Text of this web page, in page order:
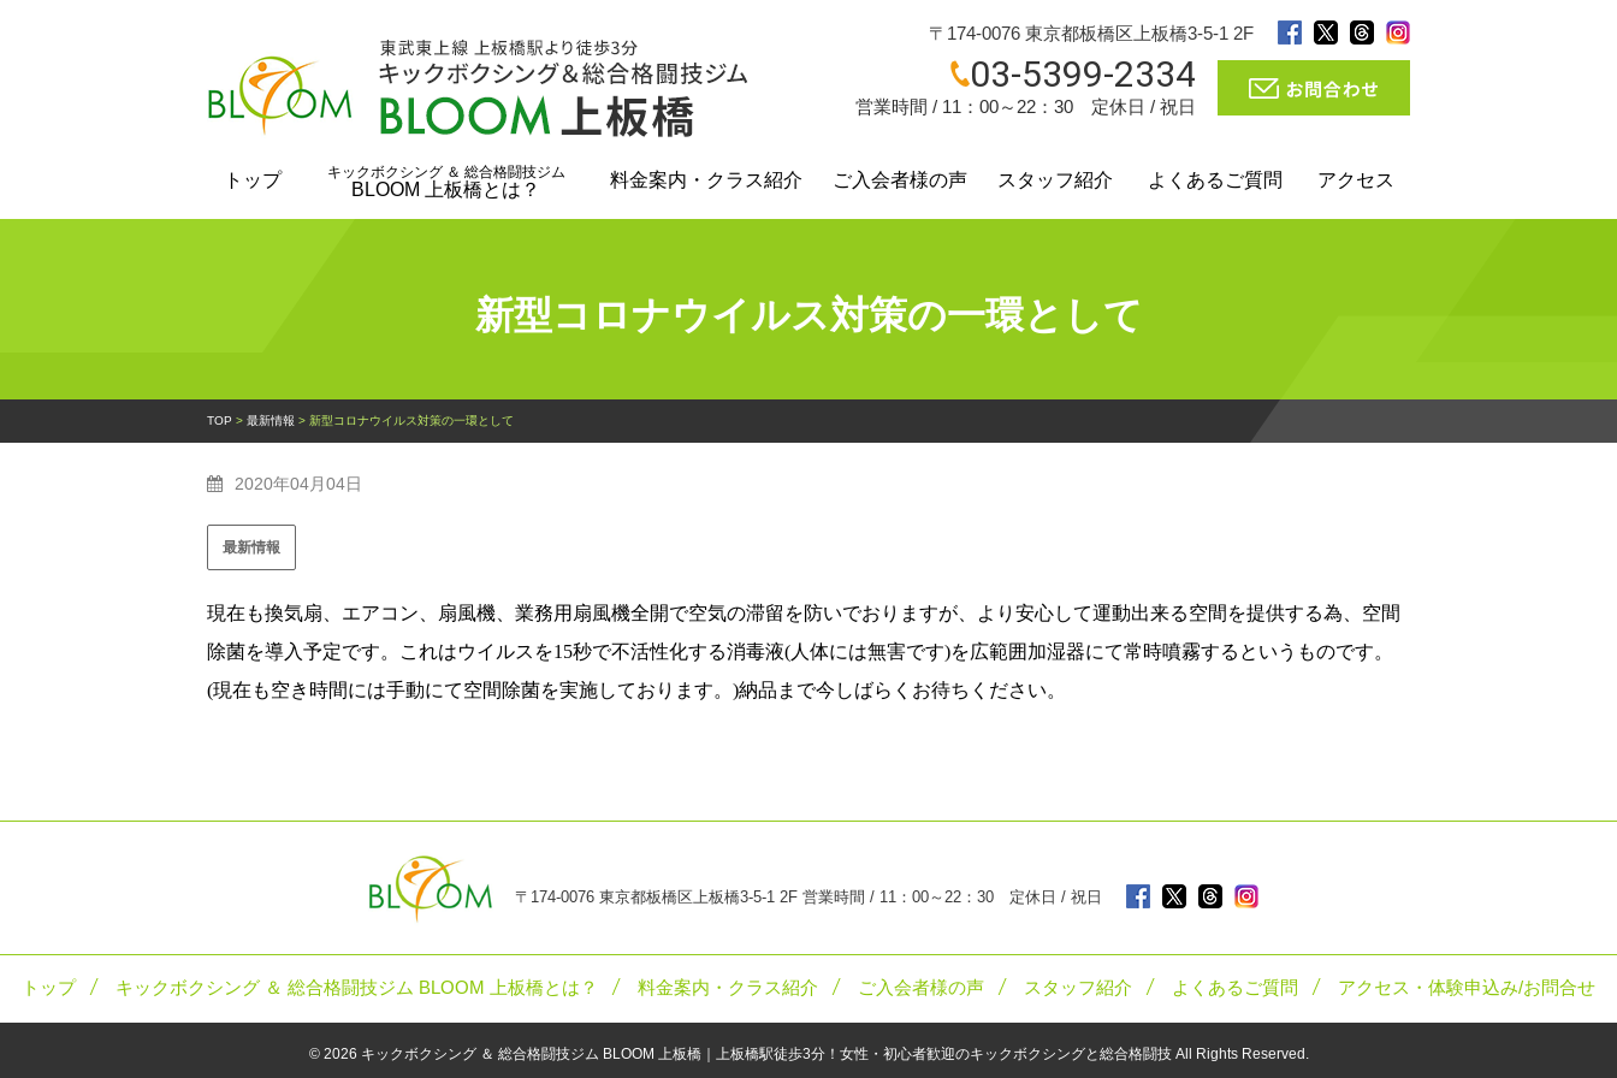
〒174-0076 東京都板橋区上板橋3-5-1 2F
03-5399-2334
営業時間 / 11：00～22：30 定休日 / 祝日
トップ キックボクシング ＆ 総合格闘技ジム
BLOOM 上板橋とは？ 料金案内・クラス紹介 ご入会者様の声 スタッフ紹介 よくあるご質問 アクセス
新型コロナウイルス対策の一環として
TOP > 最新情報 > 新型コロナウイルス対策の一環として
2020年04月04日
最新情報
現在も換気扇、エアコン、扇風機、業務用扇風機全開で空気の滞留を防いでおりますが、より安心して運動出来る空間を提供する為、空間
除菌を導入予定です。これはウイルスを15秒で不活性化する消毒液(人体には無害です)を広範囲加湿器にて常時噴霧するというものです。
(現在も空き時間には手動にて空間除菌を実施しております。 )納品まで今しばらくお待ちください。
〒174-0076 東京都板橋区上板橋3-5-1 2F 営業時間 / 11：00～22：30 定休日 / 祝日
トップ キックボクシング ＆ 総合格闘技ジム BLOOM 上板橋とは？ 料金案内・クラス紹介 ご入会者様の声 スタッフ紹介 よくあるご質問 アクセス・体験申込み/お問合せ
© 2026 キックボクシング ＆ 総合格闘技ジム BLOOM 上板橋｜上板橋駅徒歩3分！女性・初心者歓迎のキックボクシングと総合格闘技All Rights Reserved.